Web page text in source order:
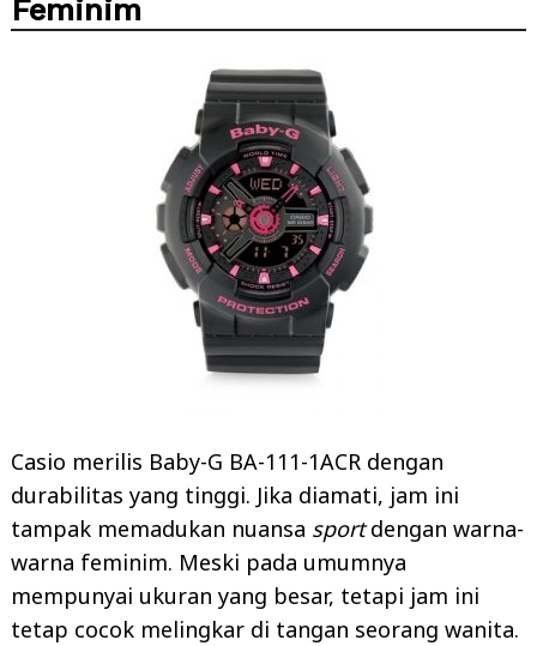
Feminim
Casio merilis Baby-G BA-111-1ACR dengan
durabilitas yang tinggi. Jika diamati, jam ini
tampak memadukan nuansa sportdengan warna-
warna feminim. Meski pada umumnya
mempunyai ukuran yang besar, tetapi jam ini
tetap cocok melingkar di tangan seorang wanita.